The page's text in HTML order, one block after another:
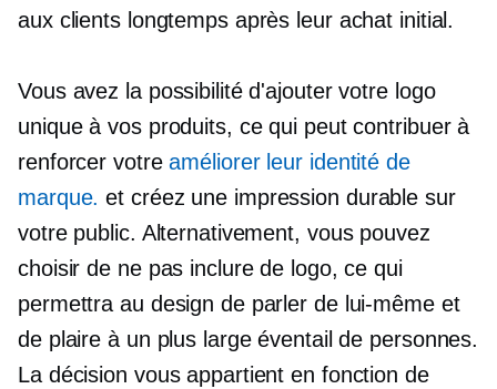
aux clients longtemps après leur achat initial.
Vous avez la possibilité d'ajouter votre logo
unique à vos produits, ce qui peut contribuer à
renforcer votreaméliorer leur identité de
marque. et créez une impression durable sur
votre public. Alternativement, vous pouvez
choisir de ne pas inclure de logo, ce qui
permettra au design de parler de lui-même et
de plaire à un plus large éventail de personnes.
La décision vous appartient en fonction de